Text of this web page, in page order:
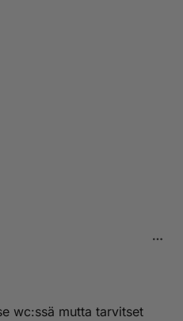
wc:ssä mutta tarvitset